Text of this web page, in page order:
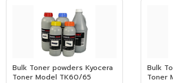
Bulk Toner powders Kyocera
Toner Model TK60/65
Bulk
Toner